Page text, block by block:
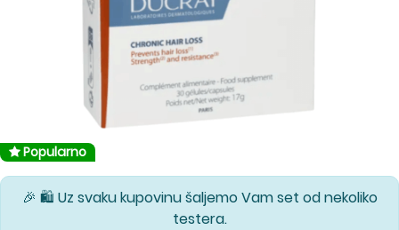
Popularno
🎉 🛍️ Uz svaku kupovinu šaljemo Vam set od nekoliko
testera.